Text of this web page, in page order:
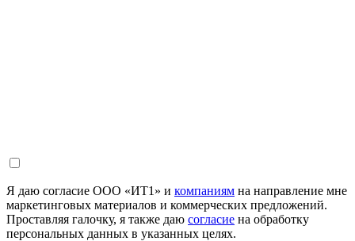
Я даю согласие ООО «ИТ1» и компаниям на направление мне
маркетинговых материалов и коммерческих предложений.
Проставляя галочку, я также даю согласие на обработку
персональных данных в указанных целях.